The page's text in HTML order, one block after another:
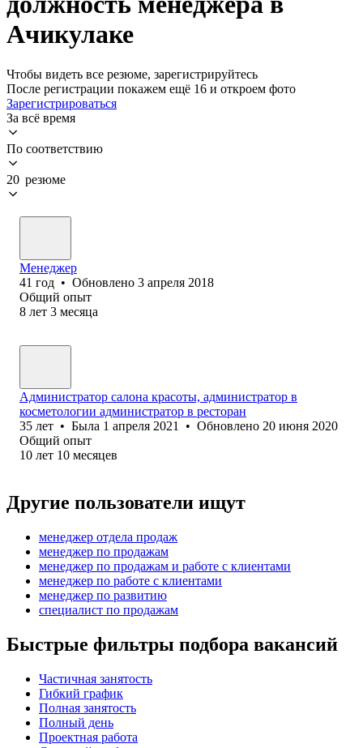
Ачикулаке
Чтобы видеть все резюме, зарегистрируйтесь
После регистрации покажем ещё 16 и откроем фото
Зарегистрироваться
За всё время
По соответствию
20 резюме
Менеджер
41 год • Обновлено 3 апреля 2018
Общий опыт
8 лет 3 месяца
Администратор салона красоты, администратор в
косметологии администратор в ресторан
35 лет • Была 1 апреля 2021 • Обновлено 20 июня 2020
Общий опыт
10 лет 10 месяцев
Другие пользователи ищут
менеджер отдела продаж
менеджер по продажам
менеджер по продажам и работе с клиентами
менеджер по работе с клиентами
менеджер по развитию
специалист по продажам
Быстрые фильтры подбора вакансий
Частичная занятость
Гибкий график
Полная занятость
Полный день
Проектная работа